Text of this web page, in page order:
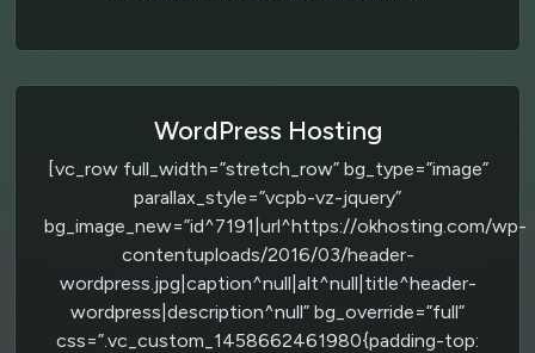
WordPress Hosting
[vc_row full_width=”stretch_row” bg_type=”image”
parallax_style=”vcpb-vz-jquery”
bg_image_new=”id^7191|url^https://okhosting.com/wp-
contentuploads/2016/03/header-
wordpress.jpg|caption^null|alt^null|title^header-
wordpress|description^null” bg_override=”full”
css=”.vc_custom_1458662461980{padding-top: